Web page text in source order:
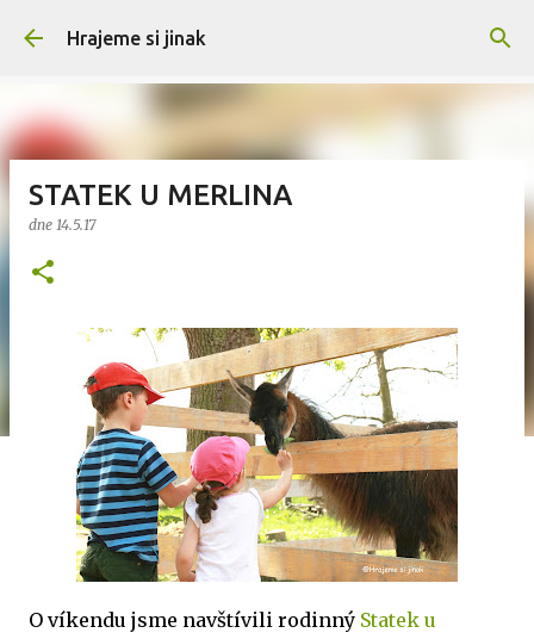
Přeskočit na hlavní obsah
Hrajeme si jinak
STATEK U MERLINA
dne 14.5.17
O víkendu jsme navštívili rodinný Statek u